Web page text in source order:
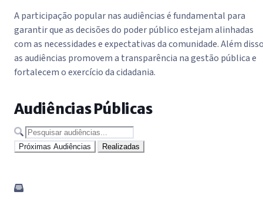
A participação popular nas audiências é fundamental para
garantir que as decisões do poder público estejam alinhadas
com as necessidades e expectativas da comunidade. Além
as audiências promovem a transparência na gestão pública e
fortalecem o exercício da cidadania.
Audiências Públicas
Próximas Audiências Realizadas